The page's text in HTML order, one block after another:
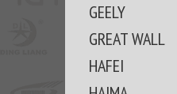
GEELY
GREAT WALL
HAFEI